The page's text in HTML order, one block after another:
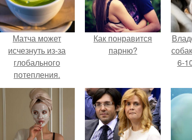
Матча может
исчезнуть из-за
глобального
потепления.
Как понравится
парню?
6-